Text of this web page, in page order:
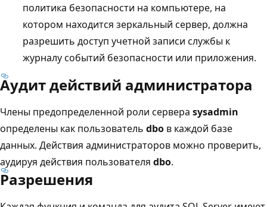
политика безопасности на компьютере, на
котором находится зеркальный сервер, должна
разрешить доступ учетной записи службы к
журналу событий безопасности или приложения.
Аудит действий администратора
Члены предопределенной роли сервера sysadmin
определены как пользователь dbo в каждой базе
данных. Действия администраторов можно проверить,
аудируя действия пользователя dbo.
Разрешения